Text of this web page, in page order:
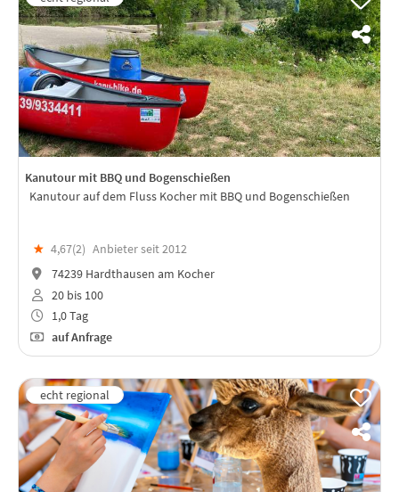
Kanutour mit BBQ und Bogenschießen
Kanutour auf dem Fluss Kocher mit BBQ und Bogenschießen
★ 4,67(2) Anbieter seit 2012
74239 Hardthausen am Kocher
20 bis 100
1,0 Tag
auf Anfrage